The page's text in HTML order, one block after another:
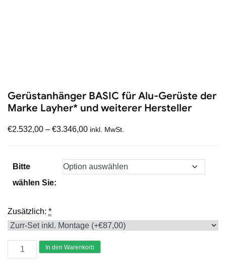
Gerüstanhänger BASIC für Alu-Gerüste der
Marke Layher* und weiterer Hersteller
€2.532,00 – €3.346,00 inkl. MwSt.
Bitte
wählen Sie:
Zusätzlich: *
Gerüstanhänger
BASIC
In den Warenkorb